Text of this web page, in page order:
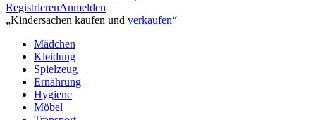
RegistrierenAnmelden
„Kindersachen kaufen und verkaufen“
Mädchen
Kleidung
Spielzeug
Ernährung
Hygiene
Möbel